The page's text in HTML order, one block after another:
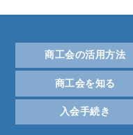
商工会の活用方法
商工会を知る
入会手続き